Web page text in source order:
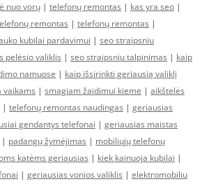
nuo vorų | telefonų remontas | kas yra seo |
remontas | telefonų remontas |
kubilai pardavimui | seo straipsniu
pelėsio valiklis | seo straipsniu talpinimas | kaip
namuose | kaip išsirinkti geriausią valiklį
vaikams | smagiam žaidimui kieme | aikštelės
| telefonų remontas naudingas | geriausias
gendantys telefonai | geriausias maistas
| padangų žymėjimas | mobiliųjų telefonų
katėms geriausias | kiek kainuoja kubilai |
| geriausias vonios valiklis | elektromobiliu